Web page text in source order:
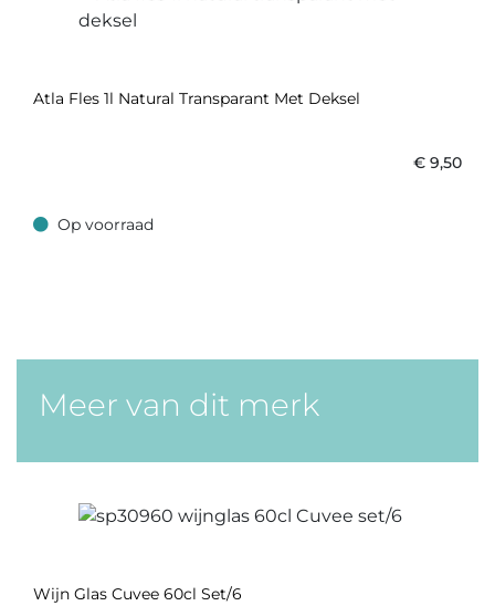
Atla Fles 1l Natural Transparant Met Deksel
€ 9,50
Op voorraad
Op voorraad
Meer van dit merk
Wijn Glas Cuvee 60cl Set/6